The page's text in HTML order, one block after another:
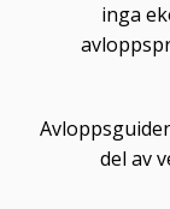
inga
del av